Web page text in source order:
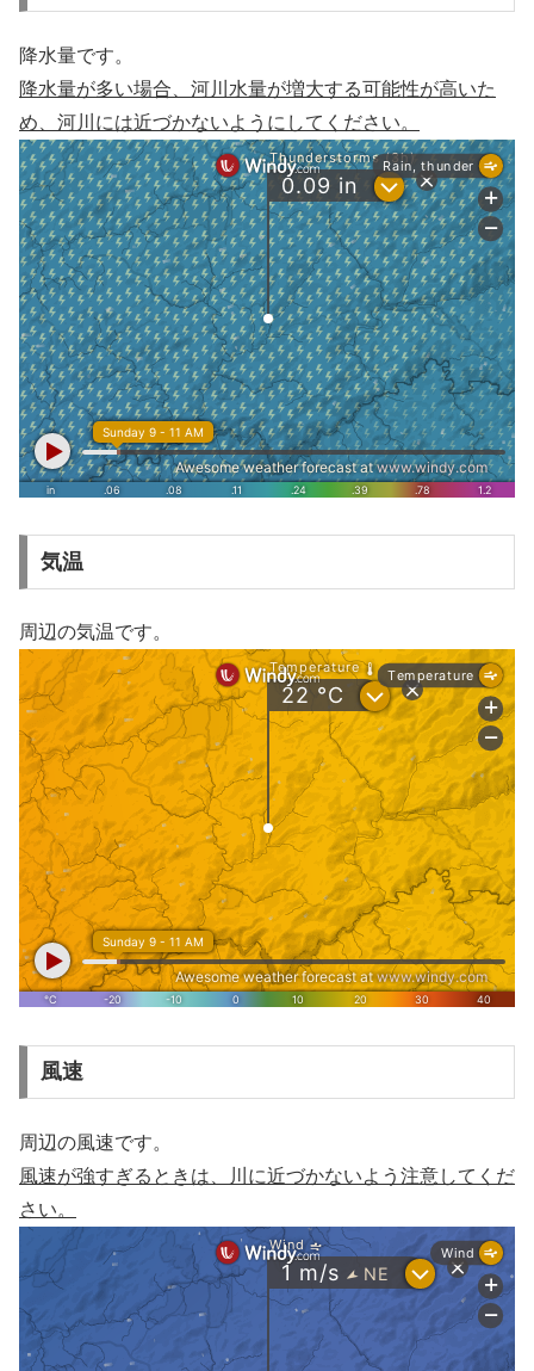
降水量です。
降水量が多い場合、河川水量が増大する可能性が高いた
め、河川には近づかないようにしてください。
気温
周辺の気温です。
風速
周辺の風速です。
風速が強すぎるときは、川に近づかないよう注意してくだ
さい。